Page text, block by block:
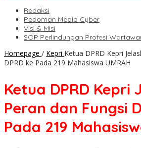
Redaksi
Pedoman Media Cyber
Visi & Misi
SOP Perlindungan Profesi
Homepage / Kepri Ketua DPRD Kepri
DPRD ke Pada 219 Mahasiswa UMRAH
Ketua DPRD Kepri
Peran dan Fungsi
Pada 219